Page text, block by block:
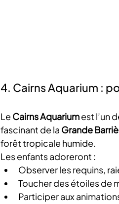
4. Cairns Aquarium :
Le Cairns Aquarium est l’un
fascinant de la Grande
forêt tropicale humide.
Les enfants adoreront :
Observer les requins,
Toucher des étoiles de
Participer aux